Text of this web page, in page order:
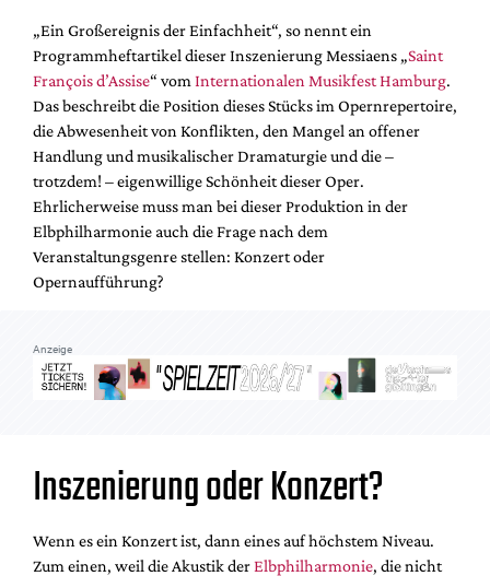
Newsletter
Redaktion
Autor:innen
Partner
Mediadaten
Suche
„Ein Großereignis der Einfachheit“, so nennt ein
Programmheftartikel dieser Inszenierung Messiaens „Saint
François d’Assise“ vom Internationalen Musikfest Hamburg.
Das beschreibt die Position dieses Stücks im Opernrepertoire,
die Abwesenheit von Konflikten, den Mangel an offener
Handlung und musikalischer Dramaturgie und die –
trotzdem! – eigenwillige Schönheit dieser Oper.
Ehrlicherweise muss man bei dieser Produktion in der
Elbphilharmonie auch die Frage nach dem
Veranstaltungsgenre stellen: Konzert oder
Opernaufführung?
Anzeige
Inszenierung oder Konzert?
Wenn es ein Konzert ist, dann eines auf höchstem Niveau.
Zum einen, weil die Akustik derElbphilharmonie, die nicht